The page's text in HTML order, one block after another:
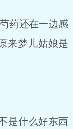
药还在一边感
来梦儿姑娘是
是什么好东西